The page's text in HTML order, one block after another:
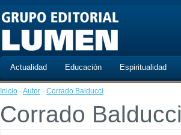
Actualidad Educación Espiritualidad
Inicio · Autor · Corrado Balducci
Corrado Balducci